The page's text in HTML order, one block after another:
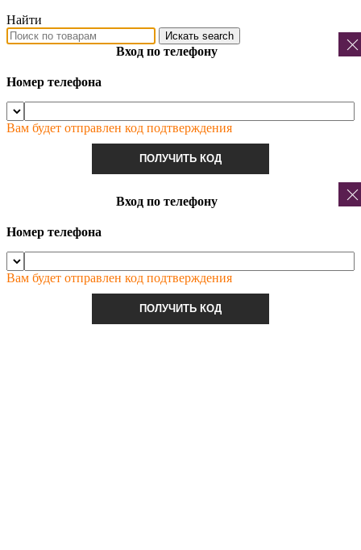
Найти
Искать search
Вход по телефону
Номер телефона
Вам будет отправлен код подтверждения
ПОЛУЧИТЬ КОД
Вход по телефону
Номер телефона
Вам будет отправлен код подтверждения
ПОЛУЧИТЬ КОД